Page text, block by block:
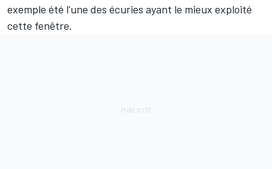
exemple été l'une des écuries ayant le mieux exploité
cette fenêtre.